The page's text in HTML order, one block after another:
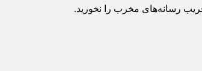
رسانه‌های مخرب را نخورید.